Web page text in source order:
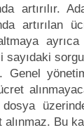
artırılır.
artırılan
sayıdaki
Genel
Bu